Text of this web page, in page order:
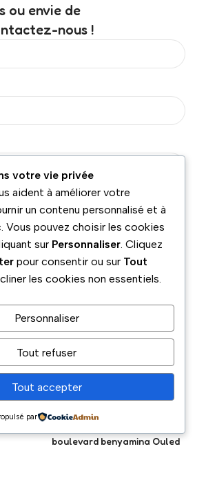
ou envie de
nous !
Adresse
boulevard benyamina Ouled
votre vie privée
aident à améliorer votre
un contenu personnalisé et à
Vous pouvez choisir les cookies
sur Personnaliser . Cliquez
pour consentir ou sur Tout
les cookies non essentiels.
Personnaliser
Tout refuser
Tout accepter
par